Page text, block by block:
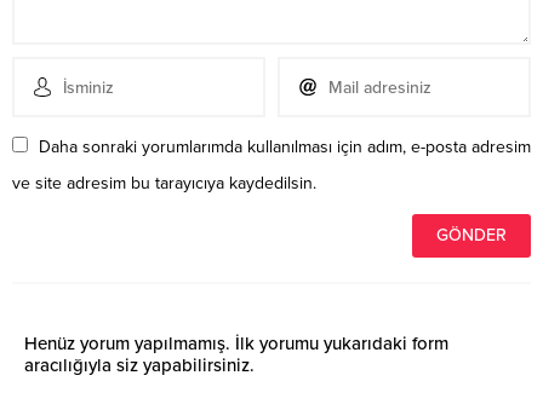
Daha sonraki yorumlarımda kullanılması için adım, e-posta adresim
ve site adresim bu tarayıcıya kaydedilsin.
Henüz yorum yapılmamış. İlk yorumu yukarıdaki form
aracılığıyla siz yapabilirsiniz.